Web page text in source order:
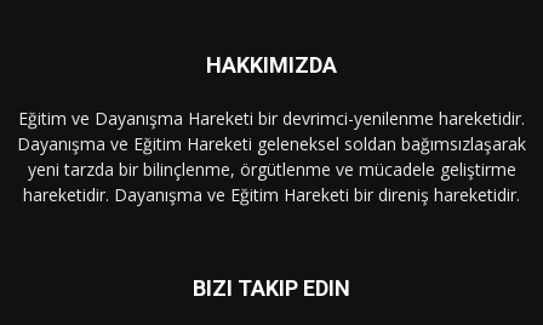
HAKKIMIZDA
Eğitim ve Dayanışma Hareketi bir devrimci-yenilenme hareketidir.
Dayanışma ve Eğitim Hareketi geleneksel soldan bağımsızlaşarak
yeni tarzda bir bilinçlenme, örgütlenme ve mücadele geliştirme
hareketidir. Dayanışma ve Eğitim Hareketi bir direniş hareketidir.
BIZI TAKIP EDIN